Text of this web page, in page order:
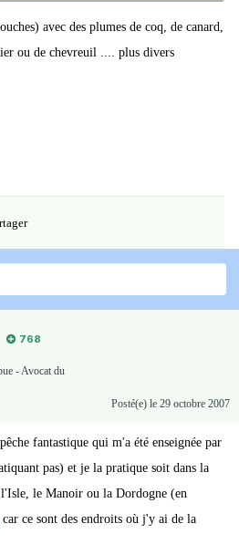
avec des plumes de coq, de canard,
ou de chevreuil .... plus divers
768
- Avocat du
Posté(e) le 29 octobre 2007
fantastique qui m'a été enseignée par
pas) et je la pratique soit dans la
le Manoir ou la Dordogne (en
ce sont des endroits où j'y ai de la